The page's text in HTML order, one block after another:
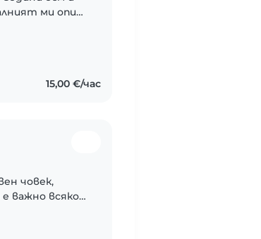
ми опит
15,00 €/час
човек,
важно всяко